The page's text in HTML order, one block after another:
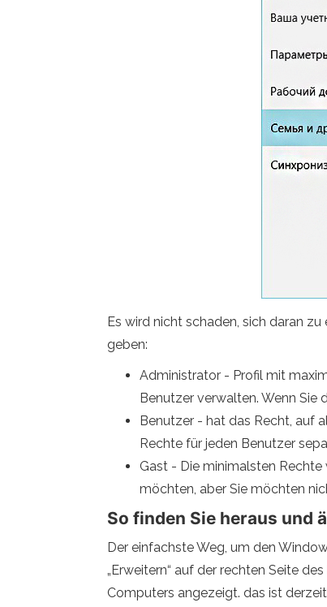
Es wird nicht schaden, sich daran
geben:
Administrator - Profil mit
Benutzer verwalten. Wenn Sie
Benutzer - hat das Recht, auf
Rechte für jeden Benutzer
Gast - Die minimalsten
möchten, aber Sie möchten
So finden Sie heraus und
Der einfachste Weg, um den
„Erweitern“ auf der rechten Seite
Computers angezeigt. das ist